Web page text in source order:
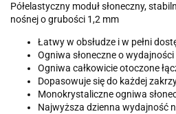
Półelastyczny moduł słoneczny,
nośnej o grubości 1,2 mm
Łatwy w obsłudze i w pełni
Ogniwa słoneczne o wydajności
Ogniwa całkowicie otoczone
Dopasowuje się do każdej
Monokrystaliczne ogniwa
Najwyższa dzienna wydajność